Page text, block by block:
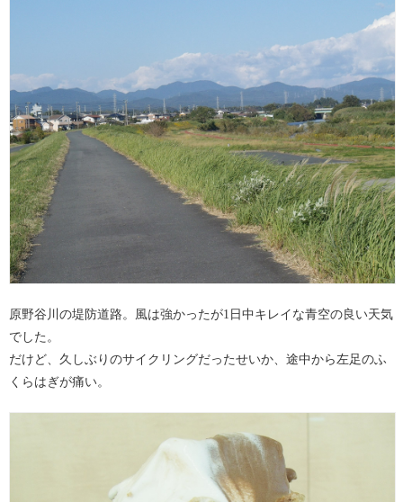
原野谷川の堤防道路。風は強かったが1日中キレイな青空の良い天気
でした。
だけど、久しぶりのサイクリングだったせいか、途中から左足のふ
くらはぎが痛い。